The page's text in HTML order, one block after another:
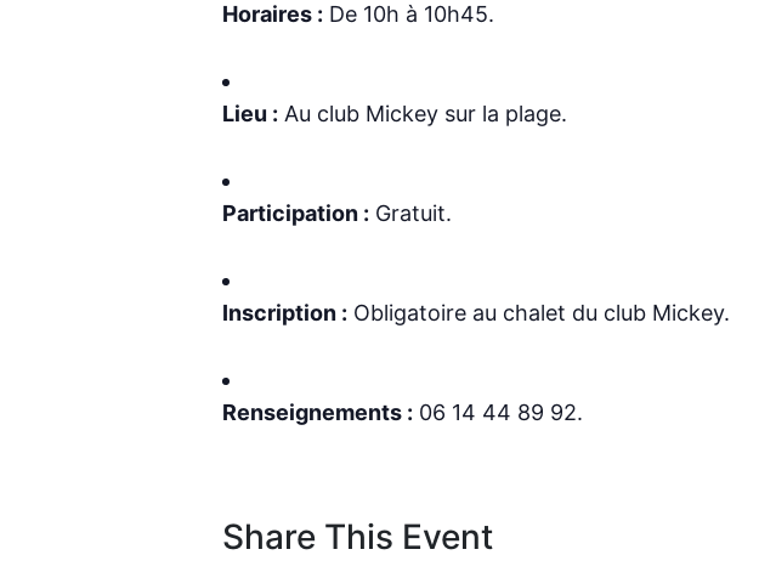
Horaires : De 10h à 10h45.
Lieu : Au club Mickey sur la plage.
Participation : Gratuit.
Inscription : Obligatoire au chalet du club Mickey.
Renseignements : 06 14 44 89 92.
Share This Event